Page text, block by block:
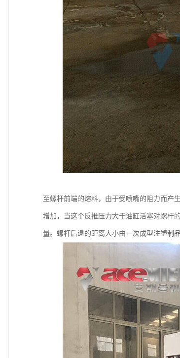
至螺杆前端的熔料，由于受喷嘴的阻力而产
增加，当这个反推压力大于油缸活塞对螺杆
量。螺杆后退的距离大小由一次成型注塑制